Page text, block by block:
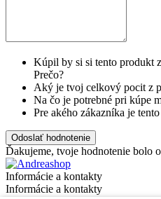
Kúpil by si si tento produkt
Prečo?
Aký je tvoj celkový pocit z
Na čo je potrebné pri kúpe
Pre akého zákazníka je
Odoslať hodnotenie
Ďakujeme, tvoje hodnotenie bolo
Informácie a kontakty
Informácie a kontakty